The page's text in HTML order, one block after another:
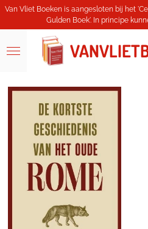
Ga
hoofdinhoud
Van Vliet Boeken is aangesloten bij het
Gulden Boek'. In principe